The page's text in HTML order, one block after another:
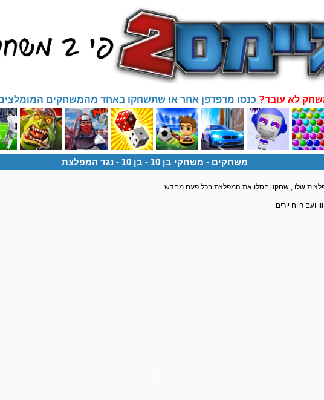
לא עובד? כנסו מדפדפן אחר או שתשחקו באחד מהמשחקים
משחקים - משחקי בן 10 - בן 10 - נגד המפלצת
ועם רווח יורים